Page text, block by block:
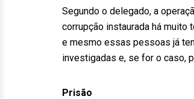
Segundo o delegado, a
corrupção instaurada há
e mesmo essas pessoas já
investigadas e, se for o caso,
Prisão